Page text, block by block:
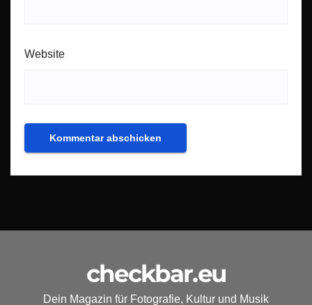
Website
checkbar.eu
Dein Magazin für Fotografie, Kultur und Musik